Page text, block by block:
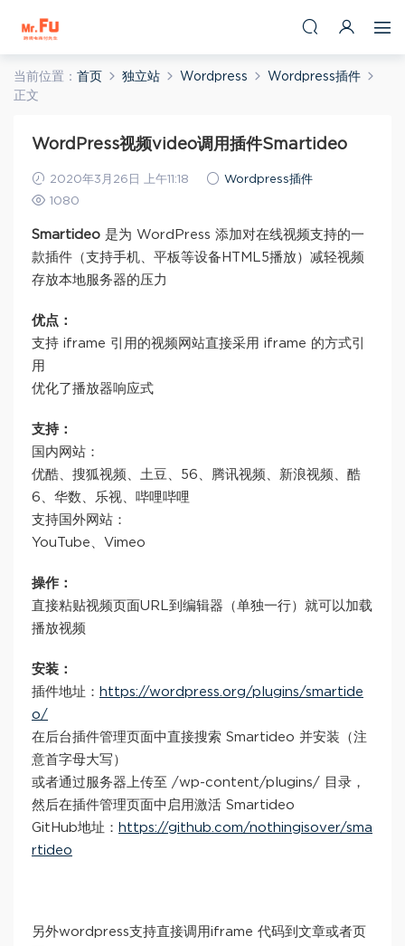
当前位置： 首页 独立站 Wordpress
Wordpress插件
正文
WordPress视频video调用插件Smartideo
2020年3月26日 上午11:18
Wordpress插件
1080
Smartideo 是为 WordPress 添加对在线视频支持的一
款插件（支持手机、平板等设备HTML5播放）减轻视频
存放本地服务器的压力
优点：
支持 iframe 引用的视频网站直接采用 iframe 的方式引
用
优化了播放器响应式
支持：
国内网站：
优酷、搜狐视频、土豆、56、腾讯视频、新浪视频、酷
6、华数、乐视、哔哩哔哩
支持国外网站：
YouTube、Vimeo
操作：
直接粘贴视频页面URL到编辑器（单独一行）就可以加载
播放视频
安装：
插件地址： https://wordpress.org/plugins/smartide
o/
在后台插件管理页面中直接搜索 Smartideo 并安装（注
意首字母大写）
或者通过服务器上传至 /wp-content/plugins/ 目录，
然后在插件管理页面中启用激活 Smartideo
GitHub地址： https://github.com/nothingisover/sma
rtideo
另外wordpress支持直接调用iframe 代码到文章或者页